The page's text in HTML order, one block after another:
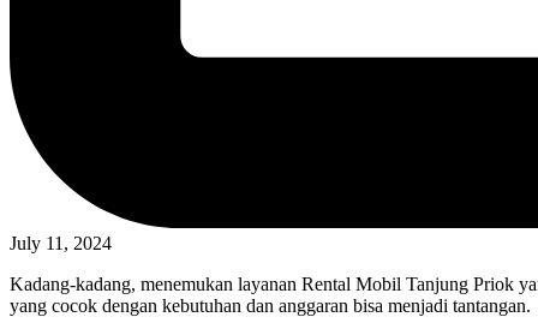
July 11, 2024
Kadang-kadang, menemukan layanan Rental Mobil Tanjung Priok
yang cocok dengan kebutuhan dan anggaran bisa menjadi tantangan.